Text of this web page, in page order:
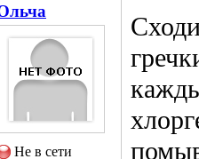
Не в сети